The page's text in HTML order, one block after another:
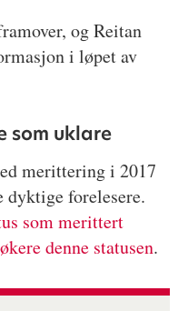
og Reitan
i løpet av
som uklare
merittering i 2017
dyktige forelesere.
som merittert
denne statusen.